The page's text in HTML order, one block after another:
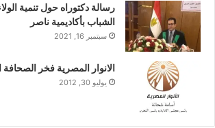
رسالة دكتوراه حول تنمية
الشباب بأكاديمية ناصر
سبتمبر 16, 2021
الانوار المصرية فخر
يوليو 30, 2012